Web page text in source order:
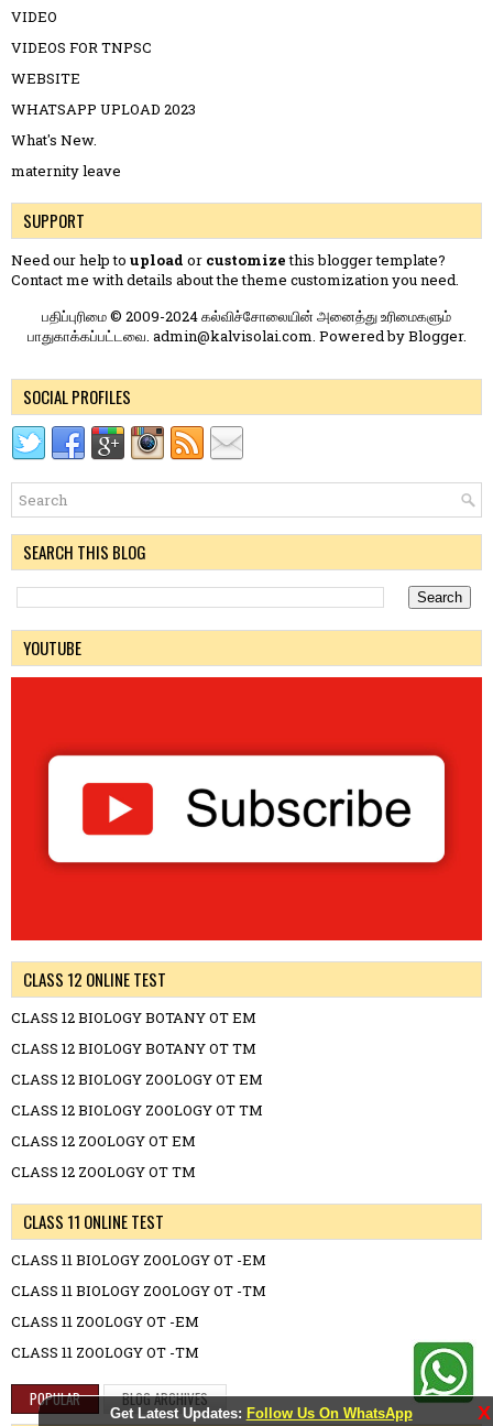
Get Latest Updates: Follow Us On WhatsApp X
VIDEO
VIDEOS FOR TNPSC
WEBSITE
WHATSAPP UPLOAD 2023
What's New.
maternity leave
SUPPORT
Need our help to upload or customizethis blogger template?
Contact me with details about the theme customization you need.
பதிப்புரிமை © 2009-2024 கல்விச்சோலையின் அனைத்து உரிமைகளும்
பாதுகாக்கப்பட்டவை. admin@kalvisolai.com. Powered byBlogger.
SOCIAL PROFILES
SEARCH THIS BLOG
YOUTUBE
CLASS 12 ONLINE TEST
CLASS 12 BIOLOGY BOTANY OT EM
CLASS 12 BIOLOGY BOTANY OT TM
CLASS 12 BIOLOGY ZOOLOGY OT EM
CLASS 12 BIOLOGY ZOOLOGY OT TM
CLASS 12 ZOOLOGY OT EM
CLASS 12 ZOOLOGY OT TM
CLASS 11 ONLINE TEST
CLASS 11 BIOLOGY ZOOLOGY OT -EM
CLASS 11 BIOLOGY ZOOLOGY OT -TM
CLASS 11 ZOOLOGY OT -EM
CLASS 11 ZOOLOGY OT -TM
POPULAR BLOG ARCHIVES